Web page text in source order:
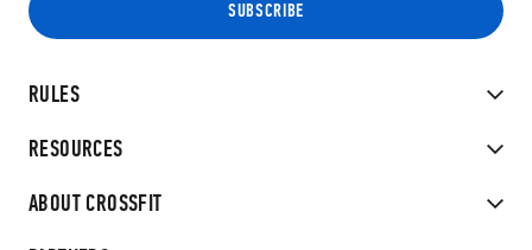
RULES
RESOURCES
ABOUT CROSSFIT